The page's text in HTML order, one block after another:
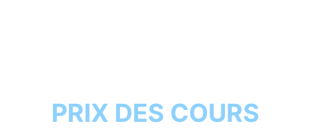
PRIX DES COURS